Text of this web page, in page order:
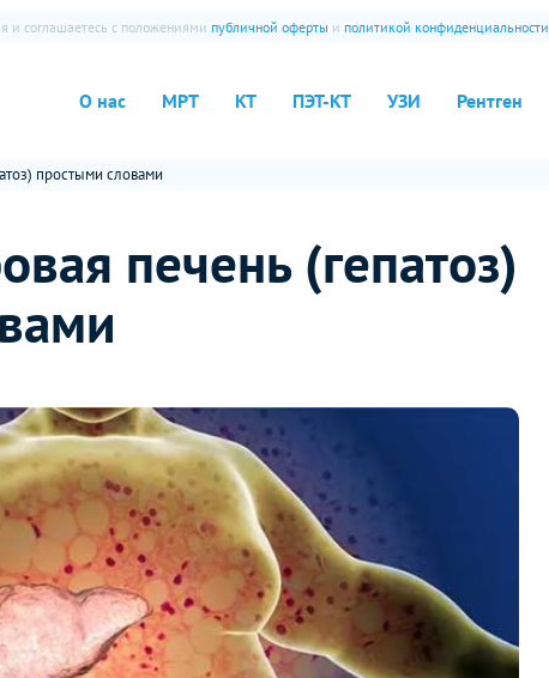
О нас МРТ КТ ПЭТ-КТ УЗИ Рентген
и соглашаетесь с положениями публичной оферты и политикой конфиденциальности
простыми словами
печень (гепатоз)